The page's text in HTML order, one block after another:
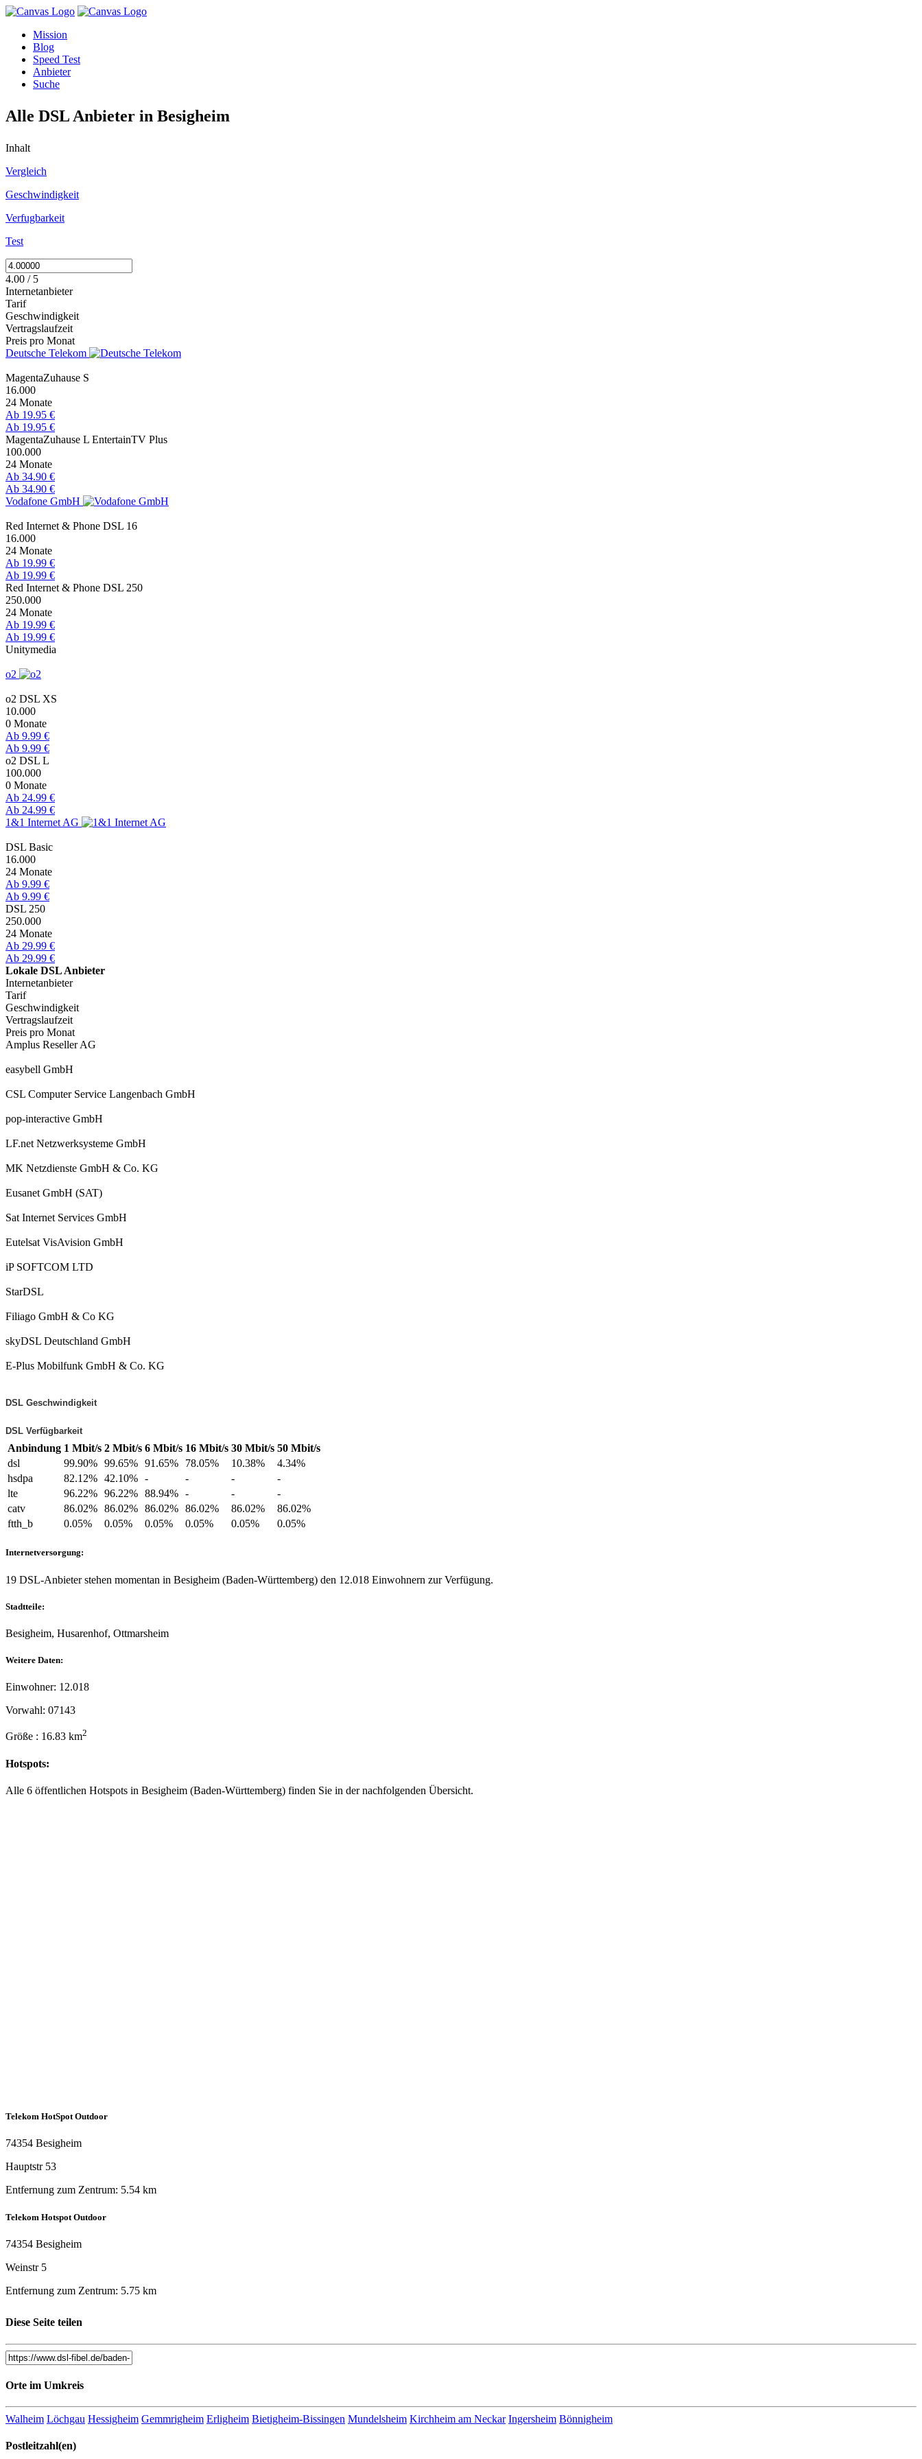
Mission
Blog
Speed Test
Anbieter
Suche
Alle DSL Anbieter in Besigheim
Inhalt
Vergleich
Geschwindigkeit
Verfugbarkeit
Test
4.00 / 5
Internetanbieter
Tarif
Geschwindigkeit
Vertragslaufzeit
Preis pro Monat
Deutsche Telekom
MagentaZuhause S
16.000
24 Monate
Ab 19.95 €
Ab 19.95 €
MagentaZuhause L EntertainTV Plus
100.000
24 Monate
Ab 34.90 €
Ab 34.90 €
Vodafone GmbH
Red Internet & Phone DSL 16
16.000
24 Monate
Ab 19.99 €
Ab 19.99 €
Red Internet & Phone DSL 250
250.000
24 Monate
Ab 19.99 €
Ab 19.99 €
Unitymedia
o2
o2 DSL XS
10.000
0 Monate
Ab 9.99 €
Ab 9.99 €
o2 DSL L
100.000
0 Monate
Ab 24.99 €
Ab 24.99 €
1&1 Internet AG
DSL Basic
16.000
24 Monate
Ab 9.99 €
Ab 9.99 €
DSL 250
250.000
24 Monate
Ab 29.99 €
Ab 29.99 €
Lokale DSL Anbieter
Internetanbieter
Tarif
Geschwindigkeit
Vertragslaufzeit
Preis pro Monat
Amplus Reseller AG
easybell GmbH
CSL Computer Service Langenbach GmbH
pop-interactive GmbH
LF.net Netzwerksysteme GmbH
MK Netzdienste GmbH & Co. KG
Eusanet GmbH (SAT)
Sat Internet Services GmbH
Eutelsat VisAvision GmbH
iP SOFTCOM LTD
StarDSL
Filiago GmbH & Co KG
skyDSL Deutschland GmbH
E-Plus Mobilfunk GmbH & Co. KG
DSL Geschwindigkeit
DSL Verfügbarkeit
Anbindung 1 Mbit/s 2 Mbit/s 6 Mbit/s 16 Mbit/s 30 Mbit/s 50 Mbit/s
dsl
99.90% 99.65% 91.65% 78.05% 10.38%
4.34%
hsdpa
82.12% 42.10% - - -
-
lte
96.22% 96.22% 88.94% - -
-
catv
86.02% 86.02% 86.02% 86.02% 86.02%
86.02%
ftth_b
0.05% 0.05% 0.05% 0.05% 0.05% 0.05%
Internetversorgung:
19 DSL-Anbieter stehen momentan in Besigheim (Baden-Württemberg) den 12.018 Einwohnern zur Verfügung.
Stadtteile:
Besigheim, Husarenhof, Ottmarsheim
Weitere Daten:
Einwohner: 12.018
Vorwahl: 07143
Größe : 16.83 km2
Hotspots:
Alle 6 öffentlichen Hotspots in Besigheim (Baden-Württemberg) finden Sie in der nachfolgenden Übersicht.
Telekom HotSpot Outdoor
74354 Besigheim
Hauptstr 53
Entfernung zum Zentrum: 5.54 km
Telekom Hotspot Outdoor
74354 Besigheim
Weinstr 5
Entfernung zum Zentrum: 5.75 km
Telekom Hotspot Outdoor
74354 Besigheim
Weinstr 5
Entfernung zum Zentrum: 3.50 km
Telekom HotSpot Outdoor
74354 Besigheim
Diese Seite teilen
Orte im Umkreis
Walheim Löchgau Hessigheim Gemmrigheim Erligheim Bietigheim-Bissingen Mundelsheim Kirchheim am Neckar Ingersheim Bönnigheim
Postleitzahl(en)